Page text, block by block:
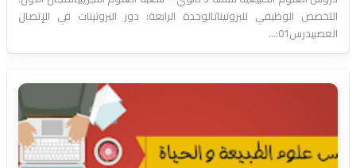
التخصص الوظيفي للبروتيناتالوحدة الرابعة: دور البروتينات في الإتصال
العصبيدرس01:...